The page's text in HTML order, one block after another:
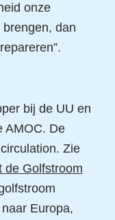
onze
dan
bij de UU en
AMOC. De
Zie
de Golfstroom
Europa,